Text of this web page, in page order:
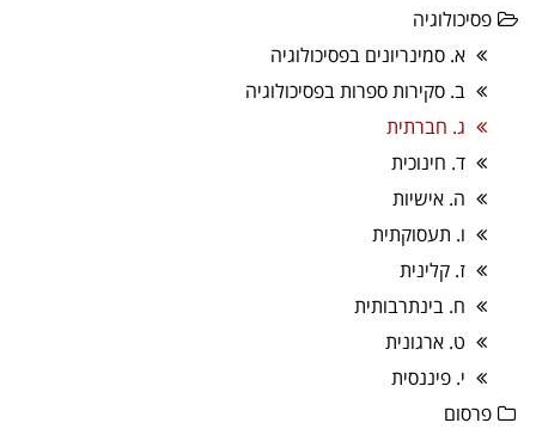
פסיכולוגיה
א. סמינריונים בפסיכולוגיה
ב. סקירות ספרות בפסיכולוגיה
ג. חברתית
ד. חינוכית
ה. אישיות
ו. תעסוקתית
ז. קלינית
ח. בינתרבותית
ט. ארגונית
י. פיננסית
פרסום